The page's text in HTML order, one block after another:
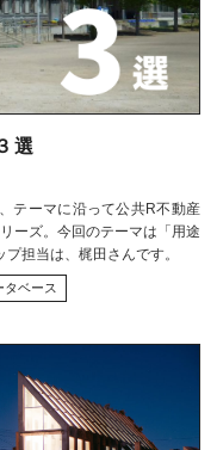
選
テーマに沿って公共R不動産
ーズ。今回のテーマは「用途
担当は、梶田さんです。
タベース